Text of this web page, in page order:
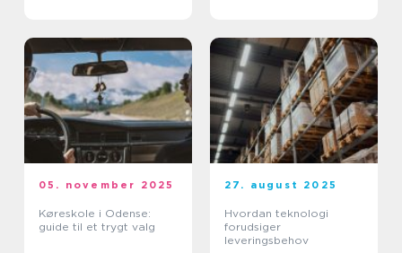
05. november 2025
Køreskole i Odense:
guide til et trygt valg
27. august 2025
Hvordan teknologi
forudsiger
leveringsbehov